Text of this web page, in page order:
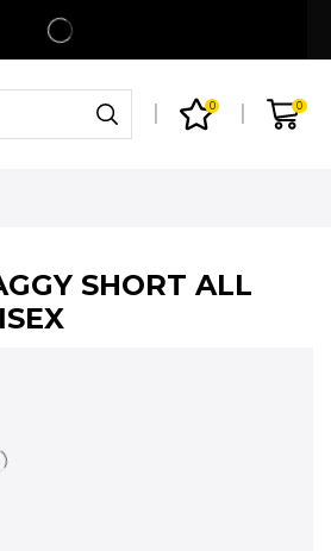
per ordini superiori a 99€
0 0
SHORT ALL